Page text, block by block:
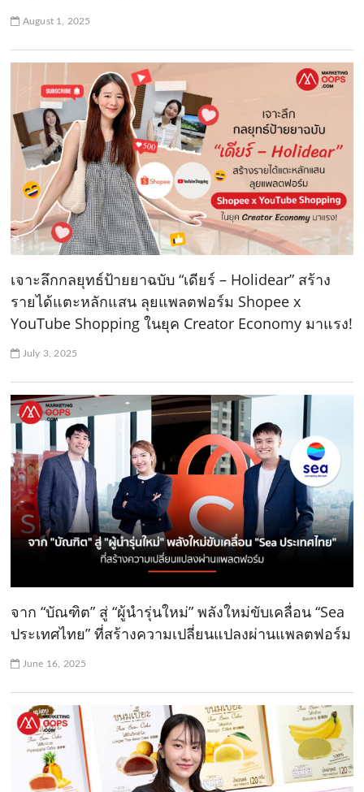
August 1, 2025
เจาะลึกกลยุทธ์ป้ายยาฉบับ “เดียร์ – Holidear” สร้าง
รายได้แตะหลักแสน ลุยแพลตฟอร์ม Shopee x
YouTube Shopping ในยุค Creator Economy มาแรง!
July 3, 2025
จาก “บัณฑิต” สู่ “ผู้นำรุ่นใหม่” พลังใหม่ขับเคลื่อน “Sea
ประเทศไทย” ที่สร้างความเปลี่ยนแปลงผ่านแพลตฟอร์ม
June 16, 2025